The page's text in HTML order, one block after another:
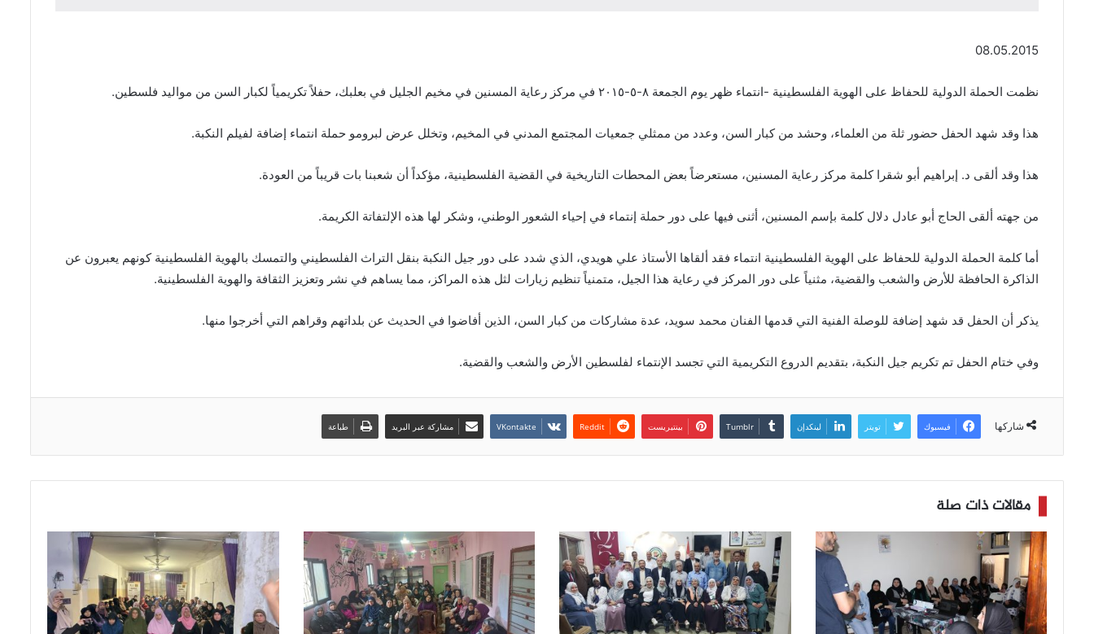
08.05.2015
نظمت الحملة الدولية للحفاظ على الهوية الفلسطينية -انتماء ظهر يوم الجمعة ٨-٥-٢٠١٥ في مركز رعاية المسنين في مخيم الجليل في بعلبك، حفلاً تكريمياً لكبار السن من مواليد فلسطين.
هذا وقد شهد الحفل حضور ثلة من العلماء، وحشد من كبار السن، وعدد من ممثلي جمعيات المجتمع المدني في المخيم، وتخلل عرض لبرومو حملة انتماء إضافة لفيلم النكبة.
هذا وقد ألقى د. إبراهيم أبو شقرا كلمة مركز رعاية المسنين، مستعرضاً بعض المحطات التاريخية في القضية الفلسطينية، مؤكداً أن شعبنا بات قريباً من العودة.
من جهته ألقى الحاج أبو عادل دلال كلمة بإسم المسنين، أثنى فيها على دور حملة إنتماء في إحياء الشعور الوطني، وشكر لها هذه الإلتفاتة الكريمة.
أما كلمة الحملة الدولية للحفاظ على الهوية الفلسطينية انتماء فقد ألقاها الأستاذ علي هويدي، الذي شدد على دور جيل النكبة بنقل التراث الفلسطيني والتمسك بالهوية الفلسطينية كونهم يعبرون عن
الذاكرة الحافظة للأرض والشعب والقضية، مثنياً على دور المركز في رعاية هذا الجيل، متمنياً تنظيم زيارات لثل هذه المراكز، مما يساهم في نشر وتعزيز الثقافة والهوية الفلسطينية.
يذكر أن الحفل قد شهد إضافة للوصلة الفنية التي قدمها الفنان محمد سويد، عدة مشاركات من كبار السن، الذين أفاضوا في الحديث عن بلداتهم وقراهم التي أخرجوا منها.
وفي ختام الحفل تم تكريم جيل النكبة، بتقديم الدروع التكريمية التي تجسد الإنتماء لفلسطين الأرض والشعب والقضية.
شاركها فيسبوك تويتر لينكدإن بينتيريست مشاركة عبر البريد طباعة
مقالات ذات صلة